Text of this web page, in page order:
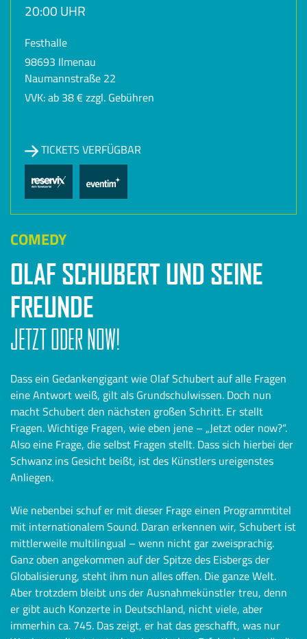
20:00 UHR
Festhalle
98693 Ilmenau
Naumannstraße 22
VVK: ab 38 € zzgl. Gebühren
TICKETS VERFÜGBAR
COMEDY
OLAF SCHUBERT UND SEINE
FREUNDE
JETZT ODER NOW!
Dass ein Gedankengigant wie Olaf Schubert auf alle Fragen
eine Antwort weiß, gilt als Grundschulwissen. Doch nun
macht Schubert den nächsten großen Schritt. Er stellt
Fragen. Wichtige Fragen, wie eben jene – „Jetzt oder now?“.
Also eine Frage, die selbst Fragen stellt. Dass sich hierbei der
Schwanz ins Gesicht beißt, ist des Künstlers ureigenstes
Anliegen.
Wie nebenbei schuf er mit dieser Frage einen Programmtitel
mit internationalem Sound. Daran erkennen wir, Schubert ist
mittlerweile multilingual – wenn nicht gar zweisprachig.
Ganz oben angekommen auf der Spitze des Eisbergs der
Globalisierung, steht ihm nun alles offen. Die ganze Welt.
Aber trotzdem bleibt uns der Ausnahmekünstler treu, denn
er gibt auch Konzerte in Deutschland, nicht viele, aber
immerhin ca. 745. Das zeigt, er hat das geschafft, was nur